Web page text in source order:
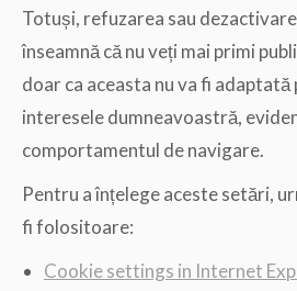
Totuși, refuzarea sau
înseamnă că nu veți mai primi
doar ca aceasta nu va fi
interesele dumneavoastră,
comportamentul de navigare.
Pentru a înțelege aceste setări,
fi folositoare:
Cookie settings in Internet